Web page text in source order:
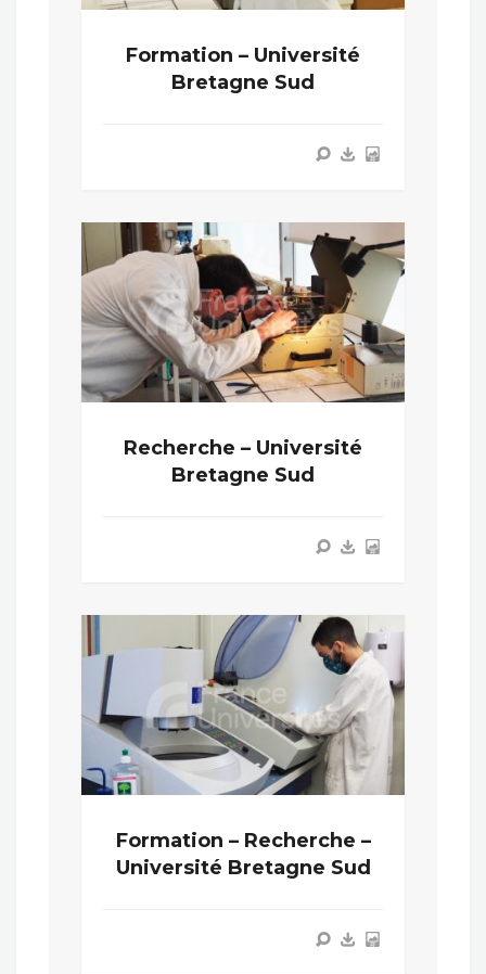
Formation – Université
Bretagne Sud
Recherche – Université
Bretagne Sud
Formation – Recherche –
Université Bretagne Sud